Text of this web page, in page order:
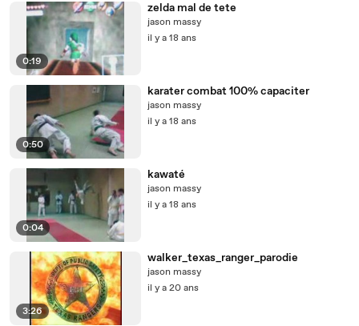
0:19
zelda mal de tete
jason massy
il y a 18 ans
0:50
karater combat 100% capaciter
jason massy
il y a 18 ans
0:04
kawaté
jason massy
il y a 18 ans
3:26
walker_texas_ranger_parodie
jason massy
il y a 20 ans